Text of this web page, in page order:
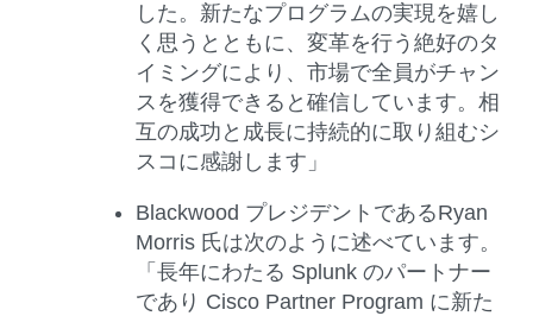
した。新たなプログラムの実現を嬉し
く思うとともに、変革を行う絶好のタ
イミングにより、市場で全員がチャン
スを獲得できると確信しています。相
互の成功と成長に持続的に取り組むシ
スコに感謝します」
Blackwood プレジデントであるRyan
Morris 氏は次のように述べています。
「長年にわたる Splunk のパートナー
であり Cisco Partner Program に新た